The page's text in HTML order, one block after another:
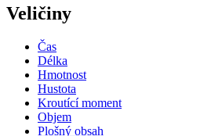
Veličiny
Čas
Délka
Hmotnost
Hustota
Kroutící moment
Objem
Plošný obsah